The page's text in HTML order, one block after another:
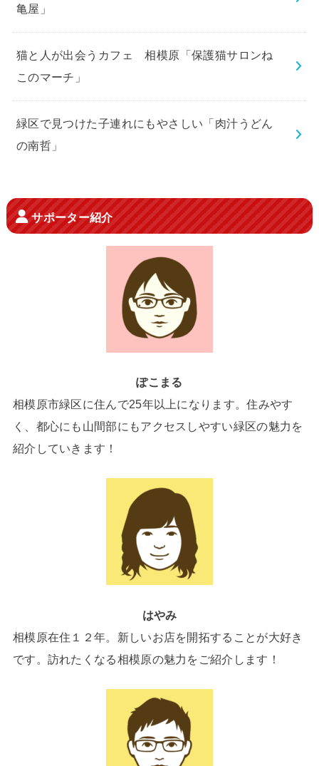
亀屋」
猫と人が出会うカフェ 相模原「保護猫サロンね
このマーチ」
緑区で見つけた子連れにもやさしい「肉汁うどん
の南哲」
サポーター紹介
ぽこまる
相模原市緑区に住んで25年以上になります。住みやす
く、都心にも山間部にもアクセスしやすい緑区の魅力を
紹介していきます！
はやみ
相模原在住１２年。新しいお店を開拓することが大好き
です。訪れたくなる相模原の魅力をご紹介します！